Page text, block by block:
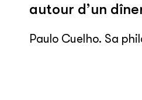
autour d’un
Paulo Cuelho. Sa